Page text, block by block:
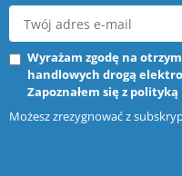
Wyrażam zgodę na
handlowych drogą
Zapoznałem się z polityką
Możesz zrezygnować z